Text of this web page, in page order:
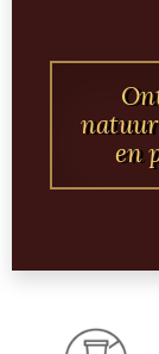
en